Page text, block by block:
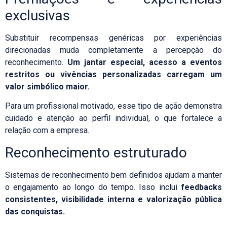
exclusivas
Substituir recompensas genéricas por experiências
direcionadas muda completamente a percepção do
reconhecimento. Um jantar especial, acesso a eventos
restritos ou vivências personalizadas carregam um
valor simbólico maior.
Para um profissional motivado, esse tipo de ação demonstra
cuidado e atenção ao perfil individual, o que fortalece a
relação com a empresa.
Reconhecimento estruturado
Sistemas de reconhecimento bem definidos ajudam a manter
o engajamento ao longo do tempo. Isso incluifeedbacks
consistentes, visibilidade interna e valorização pública
das conquistas.